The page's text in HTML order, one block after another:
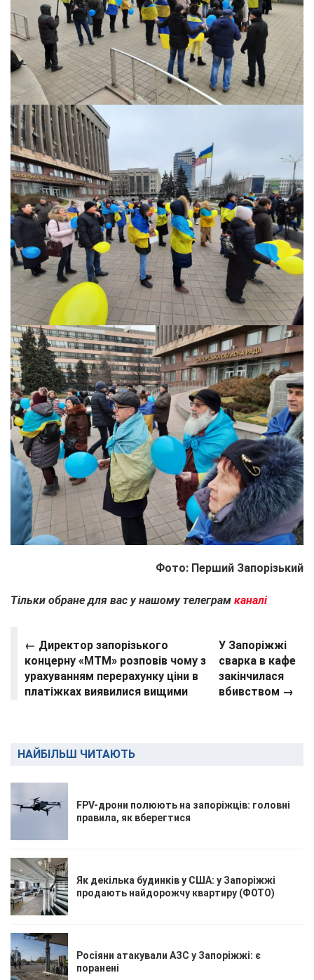
Фото: Перший Запорізький
Тільки обране для вас у нашому телеграм каналі
← Директор запорізького
концерну «МТМ» розповів чому з
урахуванням перерахунку ціни в
платіжках виявилися вищими
У Запоріжжі
сварка в кафе
закінчилася
вбивством →
НАЙБІЛЬШ ЧИТАЮТЬ
FPV-дрони полюють на запоріжців: головні
правила, як вберегтися
Як декілька будинків у США: у Запоріжжі
продають найдорожчу квартиру (ФОТО)
Росіяни атакували АЗС у Запоріжжі: є
поранені